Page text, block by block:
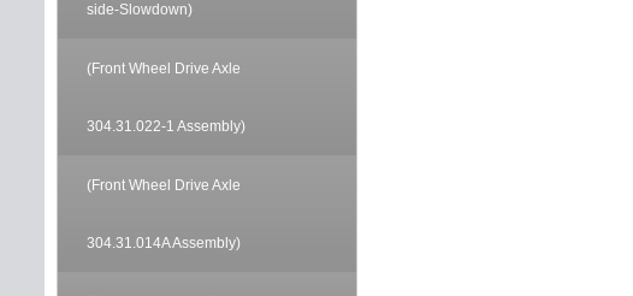
side-Slowdown)
(Front Wheel Drive Axle
304.31.022-1 Assembly)
(Front Wheel Drive Axle
304.31.014A Assembly)